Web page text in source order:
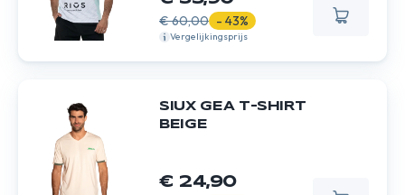
€ 60,00 - 43%
Vergelijkingsprijs
SIUX GEA T-SHIRT
BEIGE
€ 24,90